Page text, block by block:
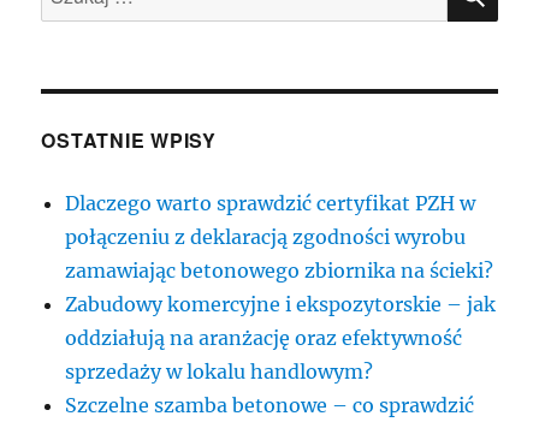
OSTATNIE WPISY
Dlaczego warto sprawdzić certyfikat PZH w
połączeniu z deklaracją zgodności wyrobu
zamawiając betonowego zbiornika na ścieki?
Zabudowy komercyjne i ekspozytorskie – jak
oddziałują na aranżację oraz efektywność
sprzedaży w lokalu handlowym?
Szczelne szamba betonowe – co sprawdzić